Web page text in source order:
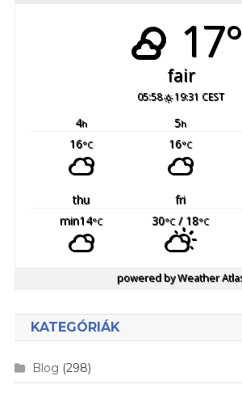
17°
fair
05:58 19:31 CEST
4h 5h
16°C 16°C
thu fri
min14°C 30°C/ 18°C
powered byWeather
KATEGÓRIÁK
Blog (298)